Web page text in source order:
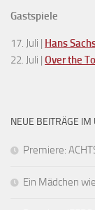
Gastspiele
17. Juli | Hans
22. Juli | Over the
NEUE BEITRÄGE IM
Premiere:
Ein Mädchen